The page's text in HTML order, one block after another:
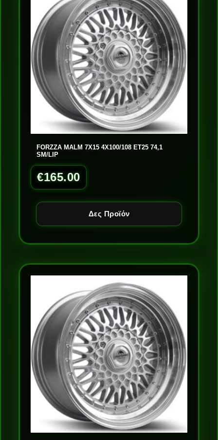
FORZZA MALM 7X15 4X100/108 ET25 74,1
SM/LIP
€165.00
Δες Προϊόν